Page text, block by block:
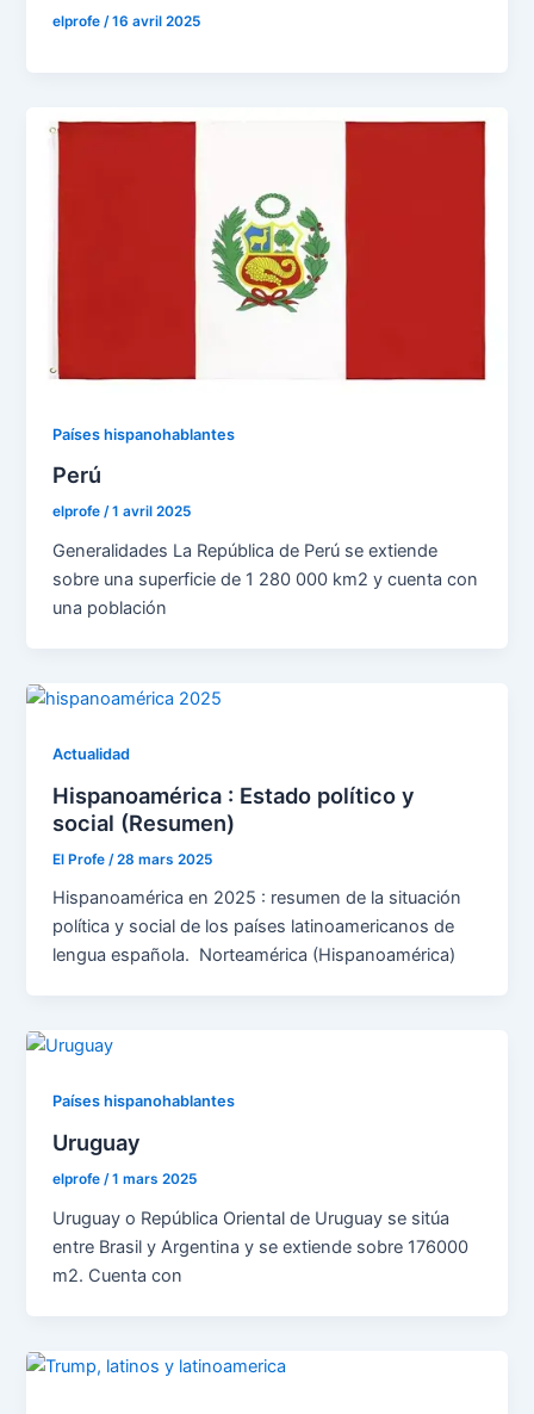
elprofe/16 avril 2025
Países hispanohablantes
Perú
elprofe/1 avril 2025
Generalidades La República de Perú se extiende
sobre una superficie de 1 280 000 km2 y cuenta con
una población
Actualidad
Hispanoamérica : Estado político y
social (Resumen)
El Profe /28 mars 2025
Hispanoamérica en 2025 : resumen de la situación
política y social de los países latinoamericanos de
lengua española. Norteamérica (Hispanoamérica)
Países hispanohablantes
Uruguay
elprofe/1 mars 2025
Uruguay o República Oriental de Uruguay se sitúa
entre Brasil y Argentina y se extiende sobre 176000
m2. Cuenta con